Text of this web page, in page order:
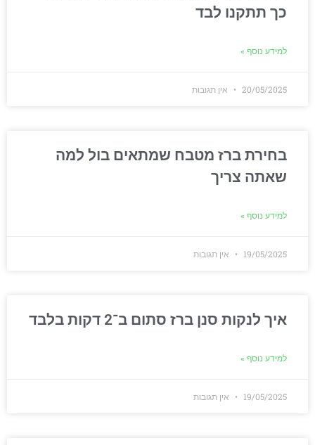
כך תתקנו לבד
למידע נוסף »
20/05/2025 אין תגובות
בחירת ברז מטבח שמתאים בול למה
שאתה צריך
למידע נוסף »
19/05/2025 אין תגובות
איך לנקות סנן ברז סתום ב־2 דקות בלבד
למידע נוסף »
19/05/2025 אין תגובות